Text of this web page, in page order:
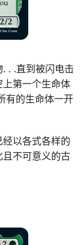
. . .直到被闪电击
第一个生命体
有的生命体一开
以各式各样的
不可意义的古